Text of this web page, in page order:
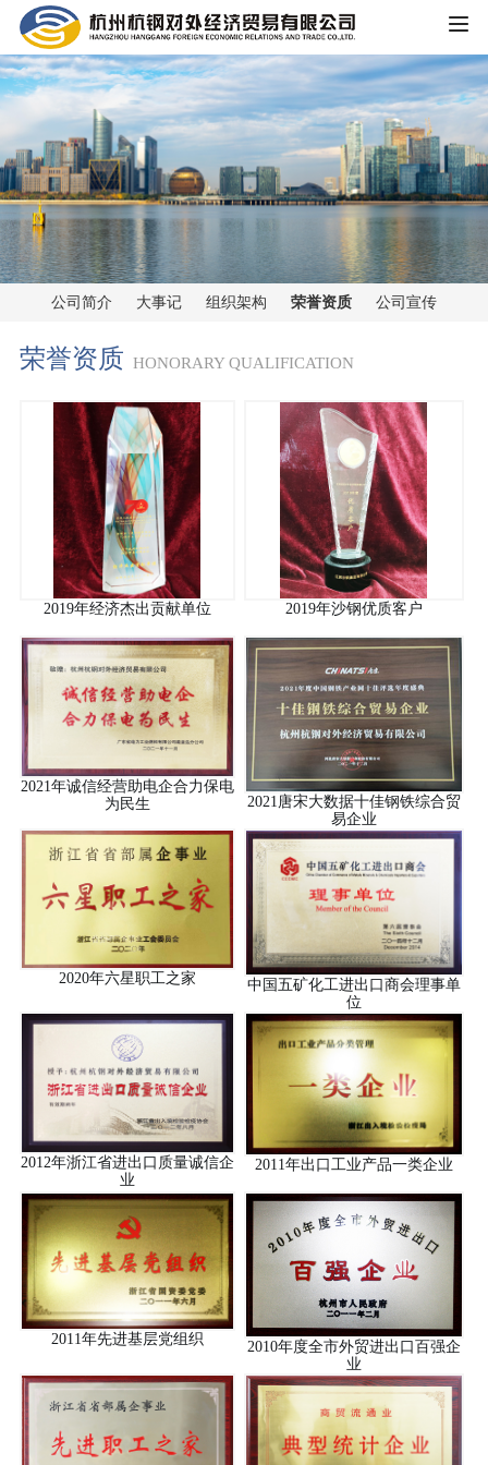
HOME
公司概况
公司简介
大事记
组织架构
荣誉资质
企业文化
主营业务
黑色金属板块
煤焦板块
党群工作
新闻中心
公司动态
行业资讯
重大信息公开
招贤纳士
联系我们
English
About Us
公司简介 大事记 组织架构 荣誉资质 公司宣传
荣誉资质 HONORARY QUALIFICATION
2019年经济杰出贡献单位 2019年沙钢优质客户
2021年诚信经营助电企合力保电
为民生
2021唐宋大数据十佳钢铁综合贸
易企业
2020年六星职工之家
中国五矿化工进出口商会理事单
位
2012年浙江省进出口质量诚信企
业
2011年出口工业产品一类企业
2011年先进基层党组织
2010年度全市外贸进出口百强企
业